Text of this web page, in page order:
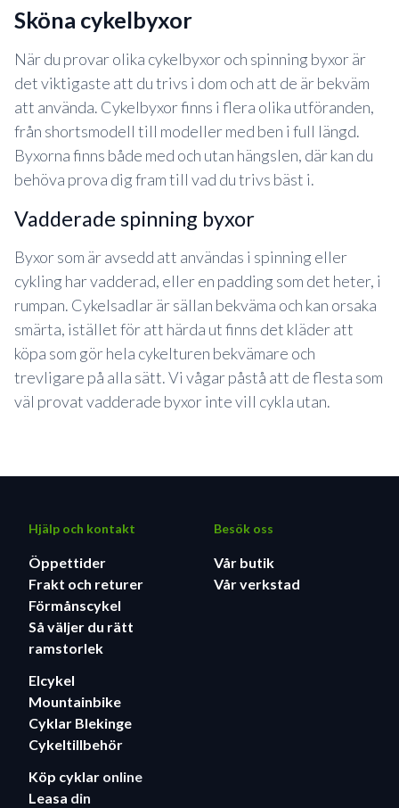
sköna cykelbyxor
När du provar olika cykelbyxor och spinning byxor är
det viktigaste att du trivs i dom och att de är bekväm
att använda. Cykelbyxor finns i flera olika utföranden,
från shortsmodell till modeller med ben i full längd.
Byxorna finns både med och utan hängslen, där kan du
behöva prova dig fram till vad du trivs bäst i.
vadderade spinning byxor
Byxor som är avsedd att användas i spinning eller
cykling har vadderad, eller en padding som det heter, i
rumpan. Cykelsadlar är sällan bekväma och kan orsaka
smärta, istället för att härda ut finns det kläder att
köpa som gör hela cykelturen bekvämare och
trevligare på alla sätt. Vi vågar påstå att de flesta som
väl provat vadderade byxor inte vill cykla utan.
Hjälp och kontakt
Öppettider
Frakt och returer
Förmånscykel
Så väljer du rätt
ramstorlek
Elcykel
Mountainbike
Cyklar Blekinge
Cykeltillbehör
Köp cyklar online
Leasa din
Besök oss
Vår butik
Vår verkstad